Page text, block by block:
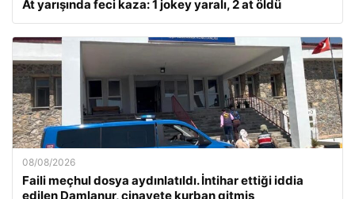
At yarışında feci kaza: 1 jokey yaralı, 2 at öldü
08/08/2026
Faili meçhul dosya aydınlatıldı. İntihar ettiği iddia
edilen Damlanur, cinayete kurban gitmiş